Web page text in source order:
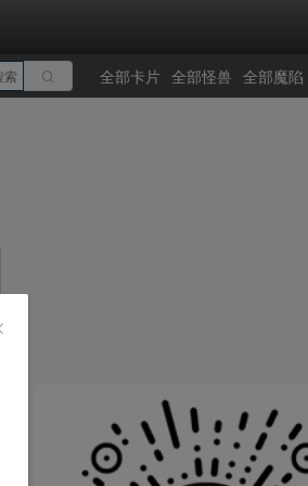
索 全部卡片 全部怪兽 全部魔陷